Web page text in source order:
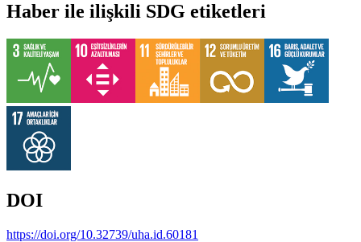
Haber ile ilişkili SDG etiketleri
DOI
https://doi.org/10.32739/uha.id.60181